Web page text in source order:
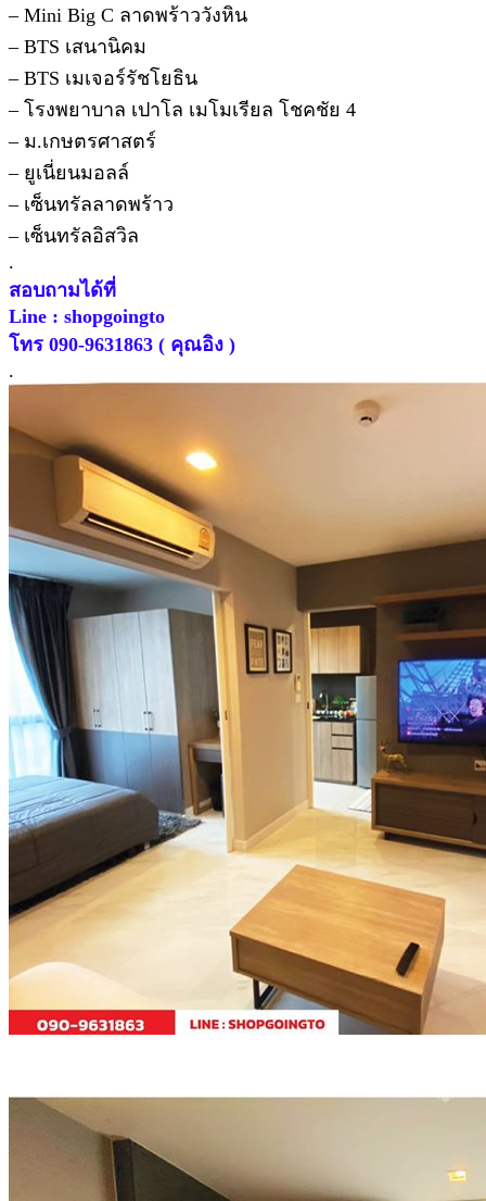
– Mini Big C ลาดพร้าววังหิน
– BTS เสนานิคม
– BTS เมเจอร์รัชโยธิน
– โรงพยาบาล เปาโล เมโมเรียล โชคชัย 4
– ม.เกษตรศาสตร์
– ยูเนี่ยนมอลล์
– เซ็นทรัลลาดพร้าว
– เซ็นทรัลอิสวิล
.
สอบถามได้ที่
Line : shopgoingto
โทร 090-9631863 ( คุณอิง )
.